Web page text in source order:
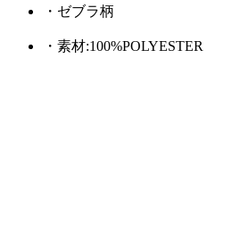
・ゼブラ柄
・素材:100%POLYESTER